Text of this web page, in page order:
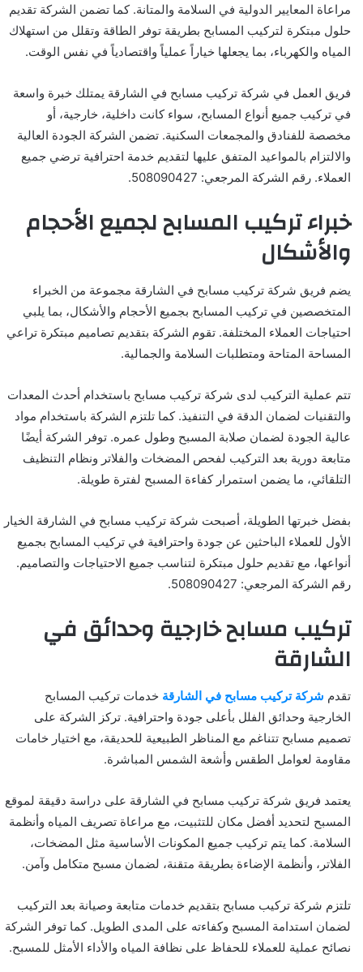
مراعاة المعايير الدولية في السلامة والمتانة. كما تضمن الشركة تقديم
حلول مبتكرة لتركيب المسابح بطريقة توفر الطاقة وتقلل من استهلاك
المياه والكهرباء، بما يجعلها خياراً عملياً واقتصادياً في نفس الوقت.
فريق العمل في شركة تركيب مسابح في الشارقة يمتلك خبرة واسعة
في تركيب جميع أنواع المسابح، سواء كانت داخلية، خارجية، أو
مخصصة للفنادق والمجمعات السكنية. تضمن الشركة الجودة العالية
والالتزام بالمواعيد المتفق عليها لتقديم خدمة احترافية ترضي جميع
العملاء. رقم الشركة المرجعي: 508090427.
خبراء تركيب المسابح لجميع الأحجام
والأشكال
يضم فريق شركة تركيب مسابح في الشارقة مجموعة من الخبراء
المتخصصين في تركيب المسابح بجميع الأحجام والأشكال، بما يلبي
احتياجات العملاء المختلفة. تقوم الشركة بتقديم تصاميم مبتكرة تراعي
المساحة المتاحة ومتطلبات السلامة والجمالية.
تتم عملية التركيب لدى شركة تركيب مسابح باستخدام أحدث المعدات
والتقنيات لضمان الدقة في التنفيذ. كما تلتزم الشركة باستخدام مواد
عالية الجودة لضمان صلابة المسبح وطول عمره. توفر الشركة أيضًا
متابعة دورية بعد التركيب لفحص المضخات والفلاتر ونظام التنظيف
التلقائي، ما يضمن استمرار كفاءة المسبح لفترة طويلة.
بفضل خبرتها الطويلة، أصبحت شركة تركيب مسابح في الشارقة الخيار
الأول للعملاء الباحثين عن جودة واحترافية في تركيب المسابح بجميع
أنواعها، مع تقديم حلول مبتكرة لتناسب جميع الاحتياجات والتصاميم.
رقم الشركة المرجعي: 508090427.
تركيب مسابح خارجية وحدائق في
الشارقة
تقدم شركة تركيب مسابح في الشارقة خدمات تركيب المسابح
الخارجية وحدائق الفلل بأعلى جودة واحترافية. تركز الشركة على
تصميم مسابح تتناغم مع المناظر الطبيعية للحديقة، مع اختيار خامات
مقاومة لعوامل الطقس وأشعة الشمس المباشرة.
يعتمد فريق شركة تركيب مسابح في الشارقة على دراسة دقيقة لموقع
المسبح لتحديد أفضل مكان للتثبيت، مع مراعاة تصريف المياه وأنظمة
السلامة. كما يتم تركيب جميع المكونات الأساسية مثل المضخات،
الفلاتر، وأنظمة الإضاءة بطريقة متقنة، لضمان مسبح متكامل وآمن.
تلتزم شركة تركيب مسابح بتقديم خدمات متابعة وصيانة بعد التركيب
لضمان استدامة المسبح وكفاءته على المدى الطويل. كما توفر الشركة
نصائح عملية للعملاء للحفاظ على نظافة المياه والأداء الأمثل للمسبح.